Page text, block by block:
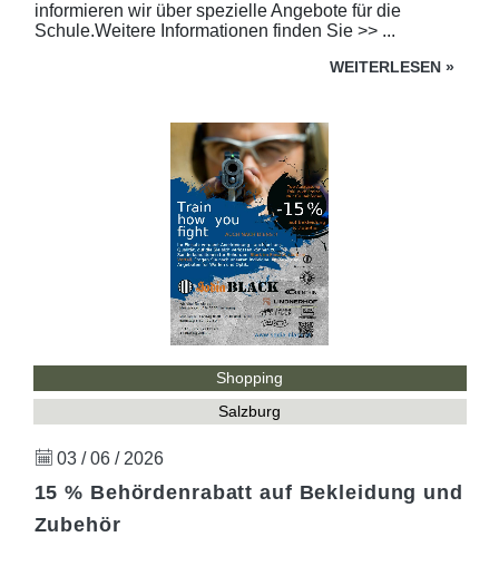
informieren wir über spezielle Angebote für die
Schule.Weitere Informationen finden Sie >> ...
WEITERLESEN »
Shopping
Salzburg
03 / 06 / 2026
15 % Behördenrabatt auf Bekleidung und
Zubehör